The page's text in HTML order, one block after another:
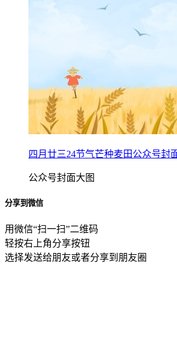
四月廿三24节气芒种麦田公众号封
公众号封面大图
分享到微信
用微信“扫一扫”二维码
轻按右上角分享按钮
选择发送给朋友或者分享到朋友圈